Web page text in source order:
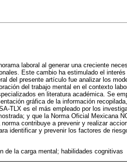
laboral al generar una creciente
Este cambio ha estimulado el
del presente artículo fue analizar los
del trabajo mental en el contexto
en literatura académica. Se
gráfica de la información
TLX es el más empleado por los
y que la Norma Oficial Mexicana
contribuye a prevenir y realizar
identificar y prevenir los factores de
de la carga mental; habilidades cognitivas